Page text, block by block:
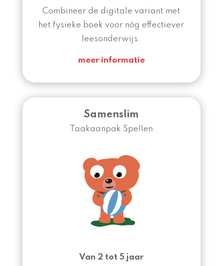
Combineer de digitale variant met
het fysieke boek voor nóg effectiever
leesonderwijs.
meer informatie
Samenslim
Taakaanpak Spellen
Van 2 tot 5 jaar